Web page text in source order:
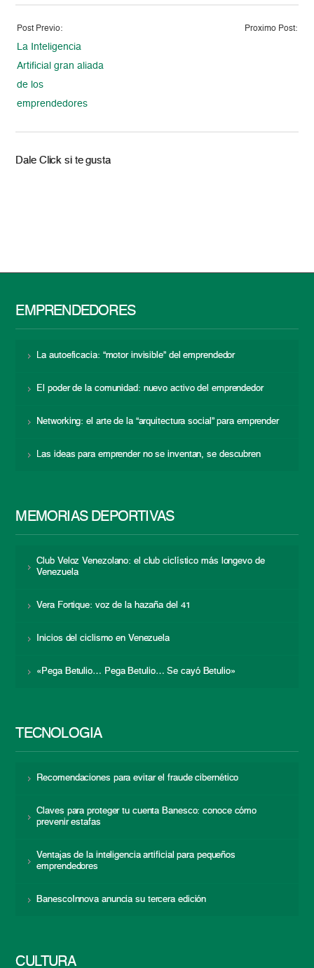
Post Previo:
La Inteligencia
Artificial gran aliada
de los
emprendedores
Proximo Post:
Dale Click si te gusta
EMPRENDEDORES
La autoeficacia: “motor invisible” del emprendedor
El poder de la comunidad: nuevo activo del emprendedor
Networking: el arte de la “arquitectura social” para emprender
Las ideas para emprender no se inventan, se descubren
MEMORIAS DEPORTIVAS
Club Veloz Venezolano: el club ciclístico más longevo de
Venezuela
Vera Fortique: voz de la hazaña del 41
Inicios del ciclismo en Venezuela
«Pega Betulio… Pega Betulio… Se cayó Betulio»
TECNOLOGÍA
Recomendaciones para evitar el fraude cibernético
Claves para proteger tu cuenta Banesco: conoce cómo
prevenir estafas
Ventajas de la inteligencia artificial para pequeños
emprendedores
BanescoInnova anuncia su tercera edición
CULTURA